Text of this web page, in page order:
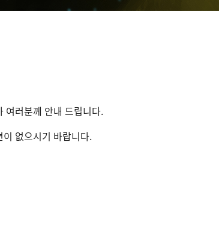
여러분께 안내 드립니다.
없으시기 바랍니다.